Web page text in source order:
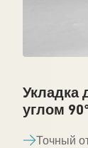
Укладка
углом
Точный